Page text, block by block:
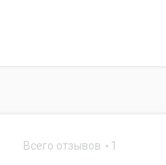
Всего отзывов 1